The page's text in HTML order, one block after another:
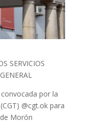
SERVICIOS
por la
@cgt.ok para
Morón